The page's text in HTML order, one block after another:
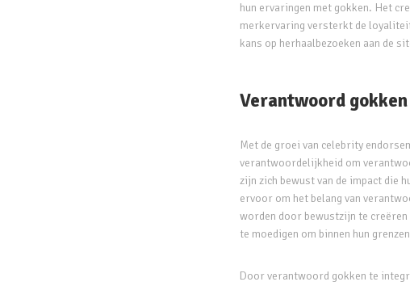
hun ervaringen met gokken. Het
merkervaring versterkt de
kans op herhaalbezoeken aan de
Verantwoord
Met de groei van celebrity
verantwoordelijkheid om
zijn zich bewust van de impact die
ervoor om het belang van
worden door bewustzijn te
te moedigen om binnen hun
Door verantwoord gokken te